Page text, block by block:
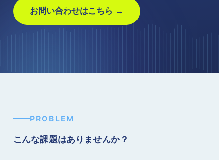
お問い合わせはこちら →
PROBLEM
こんな課題はありませんか？